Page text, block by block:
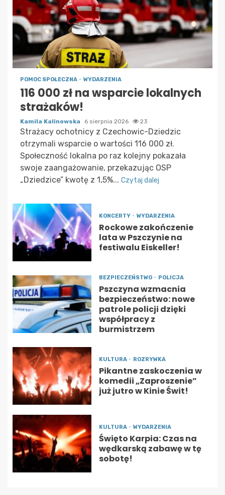
POMOC SPOŁECZNA WYDARZENIA
116 000 zł na wsparcie lokalnych
strażaków!
Kamila Kalinowska 6 sierpnia 2026 23
Strażacy ochotnicy z Czechowic-Dziedzic
otrzymali wsparcie o wartości 116 000 zł.
Społeczność lokalna po raz kolejny pokazała
swoje zaangażowanie, przekazując OSP
„Dziedzice” kwotę z 1,5%... Czytaj dalej
KONCERTY WYDARZENIA
Rockowe zakończenie
lata w Pszczynie na
festiwalu Eiskeller!
BEZPIECZEŃSTWO POLICJA
Pszczyna wzmacnia
bezpieczeństwo: nowe
patrole policji dzięki
współpracy z
burmistrzem
KULTURA ROZRYWKA
Pikantne zaskoczenia w
komedii „Zaproszenie”
już jutro w Kinie Świt!
KULTURA WYDARZENIA
Święto Karpia: Czas na
wędkarską zabawę w tę
sobotę!